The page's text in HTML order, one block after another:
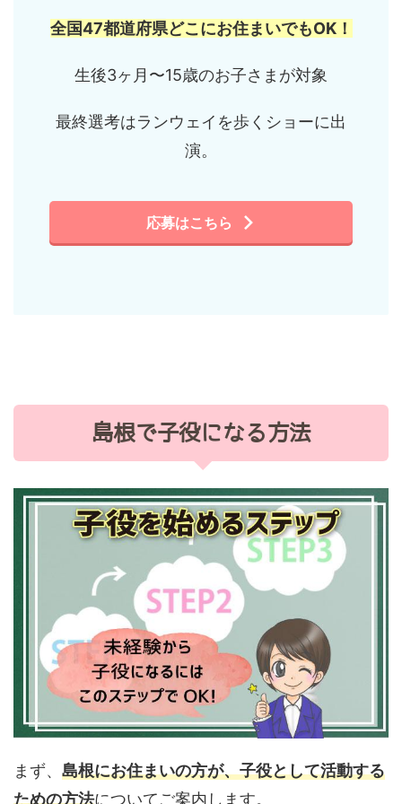
全国47都道府県どこにお住まいでもOK！
生後3ヶ月〜15歳のお子さまが対象
最終選考はランウェイを歩くショーに出
演。
応募はこちら
島根で子役になる方法
まず、 島根にお住まいの方が、子役として活動する
ための方法についてご案内します。